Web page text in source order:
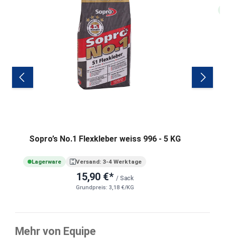
Sopro’s No.1 Flexkleber weiss 996 - 5 KG
Lagerware Versand: 3-4 Werktage
15,90 €* / Sack
Grundpreis: 3,18 €/KG
Mehr von Equipe